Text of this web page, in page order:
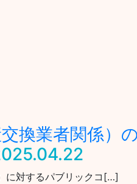
換業者関係）
に対するパブリックコ[…]